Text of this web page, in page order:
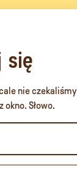
się
nie czekaliśmy
Słowo.